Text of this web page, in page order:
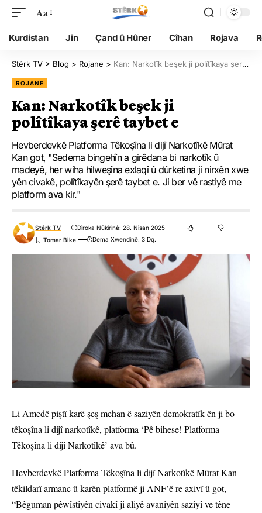
Aa
Kurdistan Jin Çand û Hûner Cîhan Rojava
Stêrk TV > Blog > Rojane > Kan: Narkotîk beşek ji polîtîkaya şerê taybet e
ROJANE
Kan: Narkotîk beşek ji
polîtîkaya şerê taybet e
Hevberdevkê Platforma Têkoşîna li dijî Narkotîkê Mûrat
Kan got, "Sedema bingehîn a girêdana bi narkotîk û
madeyê, her wiha hilweşîna exlaqî û dûrketina ji nirxên xwe
yên civakê, polîtîkayên şerê taybet e. Ji ber vê rastiyê me
platform ava kir."
Stêrk TV
Dîroka Nûkirinê: 28. Nîsan 2025
Dema Xwendinê: 3 Dq.
Li Amedê piştî karê şeş mehan ê saziyên demokratîk ên ji bo
têkoşîna li dijî narkotîkê, platforma ‘Pê bihese! Platforma
Têkoşîna li dijî Narkotîkê’ ava bû.
Hevberdevkê Platforma Têkoşîna li dijî Narkotîkê Mûrat Kan
têkildarî armanc û karên platformê ji ANF’ê re axivî û got,
“Bêguman pêwîstiyên civakî ji aliyê avaniyên saziyî ve têne